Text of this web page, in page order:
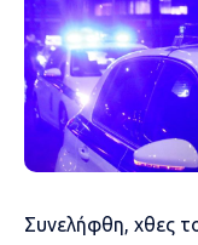
Συνελήφθη, χθες